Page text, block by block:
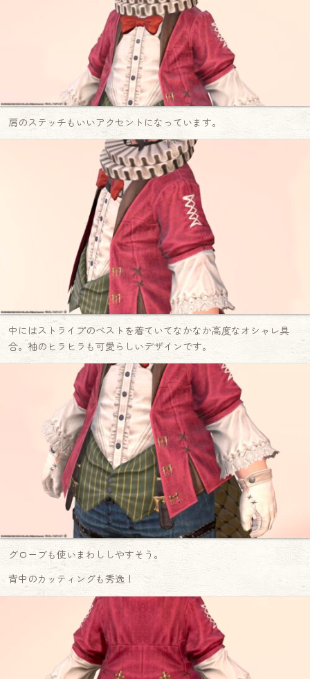
肩のステッチもいいアクセントになっています。
中にはストライプのベストを着ていてなかなか高度なオシャレ具
合。袖のヒラヒラも可愛らしいデザインです。
グローブも使いまわししやすそう。
背中のカッティングも秀逸！